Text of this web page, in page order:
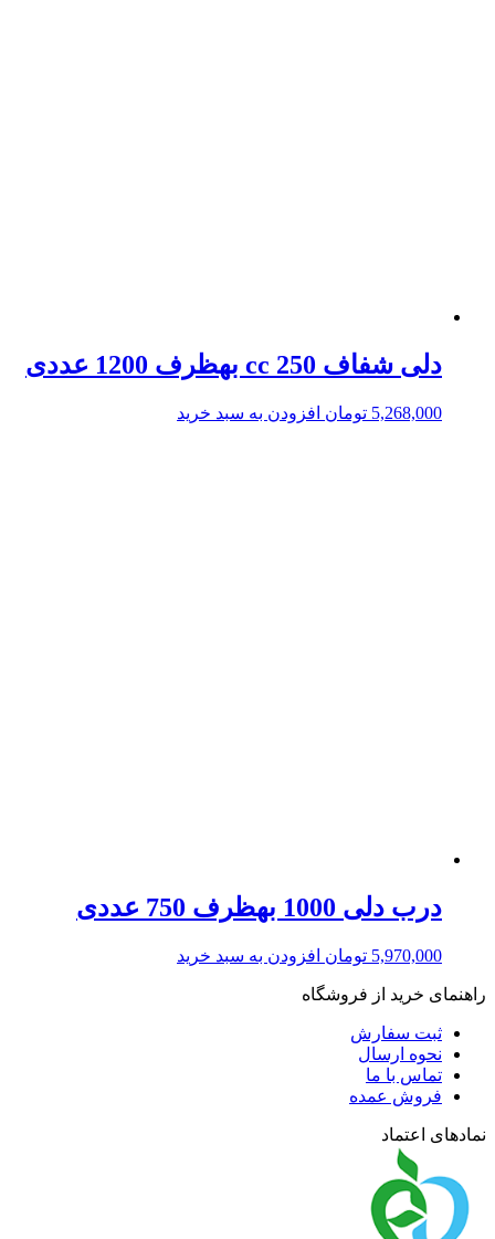
دلی شفاف 250 cc بهظرف 1200 عددی
5,268,000 تومان افزودن به سبد خرید
درب دلی 1000 بهظرف 750 عددی
5,970,000 تومان افزودن به سبد خرید
راهنمای خرید از فروشگاه
ثبت سفارش
نحوه ارسال
تماس با ما
فروش عمده
نمادهای اعتماد